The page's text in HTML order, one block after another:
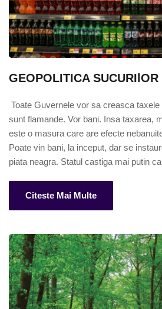
GEOPOLITICA SUCURIlOR
sunt flamande. Vor bani. Insa taxarea,
este o masura care are efecte
Poate vin bani, la inceput, dar se
piata neagra. Statul castiga mai putin
Citeste Mai Multe